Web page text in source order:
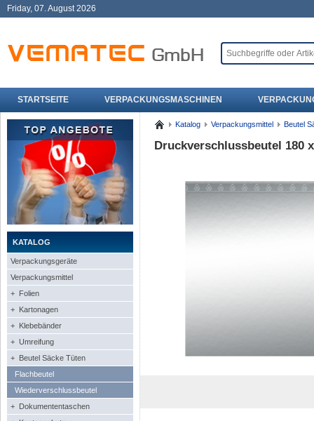
Friday, 07. August 2026
STARTSEITE VERPACKUNGSMASCHINEN
KATALOG
Verpackungsgeräte
Verpackungsmittel
+ Folien
+ Kartonagen
+ Klebebänder
+ Umreifung
+ Beutel Säcke Tüten
Flachbeutel
Wiederverschlussbeutel
+ Dokumententaschen
Katalog Verpackungsmittel Beutel
Druckverschlussbeutel 180